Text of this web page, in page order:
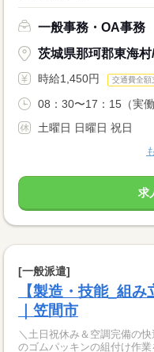
一般事務・OA事務
茨城県那珂郡東海村
時給1,450円 交通費全額
08：30〜17：15（実
土曜日 日曜日 祝日
求
[一般派遣]
【製造・技能_組
｜笠間市
＼土日祝休み＆空調完備の快適環境／ 【主な業務内
のゴムパッキンの組付け作業をお任せしま